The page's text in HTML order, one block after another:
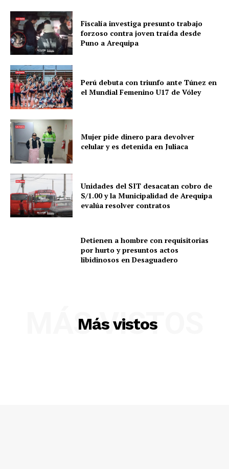
Diario los Andes
Nosotros
Contacto
Fiscalía investiga presunto trabajo
forzoso contra joven traída desde
Puno a Arequipa
Perú debuta con triunfo ante Túnez en
el Mundial Femenino U17 de Vóley
Mujer pide dinero para devolver
celular y es detenida en Juliaca
Unidades del SIT desacatan cobro de
S/1.00 y la Municipalidad de Arequipa
evalúa resolver contratos
Detienen a hombre con requisitorias
por hurto y presuntos actos
libidinosos en Desaguadero
Más vistos
MÁS VISTOS